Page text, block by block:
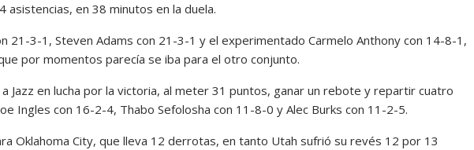
en 38 minutos en la duela.
21-3-1, Steven Adams con 21-3-1 y el experimentado Carmelo Anthony con 14-8-1,
por momentos parecía se iba para el otro conjunto.
Jazz en lucha por la victoria, al meter 31 puntos, ganar un rebote y repartir cuatro
Ingles con 16-2-4, Thabo Sefolosha con 11-8-0 y Alec Burks con 11-2-5.
Oklahoma City, que lleva 12 derrotas, en tanto Utah sufrió su revés 12 por 13